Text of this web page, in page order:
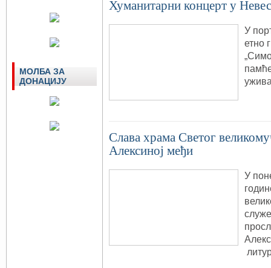
Хуманитарни концерт у
У
етно
Слава храма Светог
Алексиној међи
У
МОЛБА ЗА
ДОНАЦИЈУ